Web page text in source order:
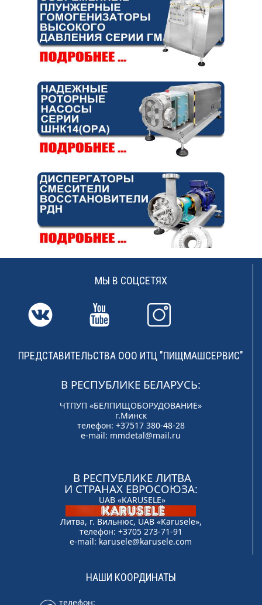
МЫ В СОЦСЕТЯХ
ПРЕДСТАВИТЕЛЬСТВА ООО ИТЦ "ПИЩМАШСЕРВИС"
В РЕСПУБЛИКЕ БЕЛАРУСЬ:
ЧТПУП «БЕЛПИЩОБОРУДОВАНИЕ»
г.Минск
телефон: +37517 380-48-28
e-mail: mmdetal@mail.ru
В РЕСПУБЛИКЕ ЛИТВА
И СТРАНАХ ЕВРОСОЮЗА:
UAB «KARUSELE»
Литва, г. Вильнюс, UAB «Karusele»,
телефон: +3705 273-71-91
e-mail: karusele@karusele.com
НАШИ КООРДИНАТЫ
телефон: